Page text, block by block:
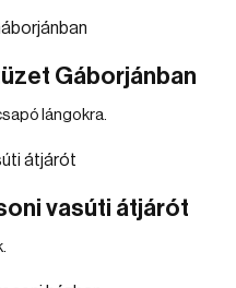
Gáborjánban
lángokra.
vasúti átjárót